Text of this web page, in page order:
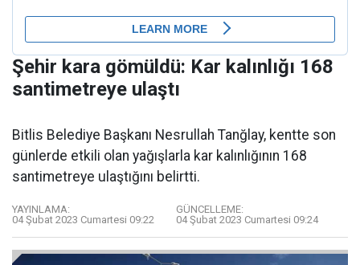
Şehir kara gömüldü: Kar kalınlığı 168
santimetreye ulaştı
Bitlis Belediye Başkanı Nesrullah Tanğlay, kentte son
günlerde etkili olan yağışlarla kar kalınlığının 168
santimetreye ulaştığını belirtti.
YAYINLAMA:
04 Şubat 2023 Cumartesi 09:22
GÜNCELLEME:
04 Şubat 2023 Cumartesi 09:24